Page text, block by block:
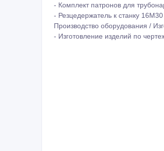
- Комплект патронов для
- Резцедержатель к станку 16М30
Производство оборудования /
- Изготовление изделий по